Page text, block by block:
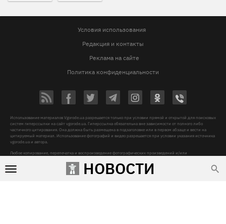
НОВОСТИ
Условия использования
Редакция и контакты
Реклама на сайте
Политика конфиденциальности
Использование материалов Vgorode.ua разрешается только при условии прямой и открытой для поисковых
систем гиперссылки на сайт vgorode.ua. Гиперссылка обязательна вне зависимости от полного либо
частичного цитирования. Она должна быть размещена в подзаголовке или в первом абзаце и вести на
цитируемый материал. Использование фотографий и видео разрешается при условии указания источника
vgorode.ua и автора.
Любое копирование, перепечатка и воспроизведение фотографических произведений и/или
Субъект в сфере онлайн-медиа, Название онлайн-медиа - «VGORODE», Адрес: 02091, місто Київ,
ХАРКІВСЬКЕ ШОСЕ, будинок 172-Б, офіс 208/1, E-mail:
sunlight@mediadim.com.ua